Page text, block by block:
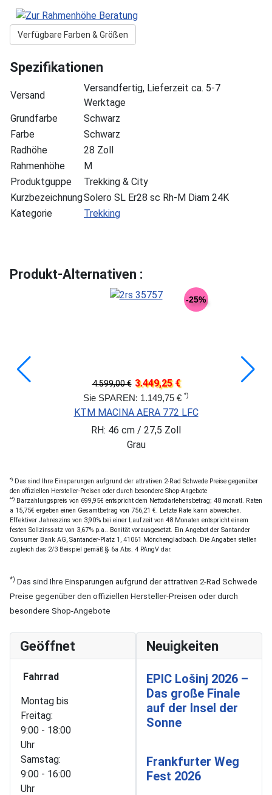
Verfügbare Farben & Größen
Spezifikationen
Versand
Versandfertig, Lieferzeit ca. 5-7
Werktage
Grundfarbe
Schwarz
Farbe
Schwarz
Radhöhe
28 Zoll
Rahmenhöhe
M
Produktguppe
Trekking & City
KurzbezeichnungSolero SL Er28 sc Rh-M Diam 24K
Kategorie
Trekking
Produkt-Alternativen :
-25%
4.599,00 € 3.449,25 €
Sie SPAREN: 1.149,75 € *)
KTM MACINA AERA 772 LFC
RH: 46 cm / 27,5 Zoll
Grau
*) Das sind Ihre Einsparungen aufgrund der attrativen 2-Rad Schwede Preise gegenüber
den offiziellen Hersteller-Preisen oder durch besondere Shop-Angebote
**) Barzahlungspreis von 699,95€ entspricht dem Nettodarlehensbetrag; 48 monatl. Raten
a 15,75€ ergeben einen Gesamtbetrag von 756,21 €. Letzte Rate kann abweichen.
Effektiver Jahreszins von 3,90% bei einer Laufzeit von 48 Monaten entspricht einem
festen Sollzinssatz von 3,67% p.a.. Bonität vorausgesetzt. Ein Angebot der Santander
Consumer Bank AG, Santander-Platz 1, 41061 Mönchengladbach. Die Angaben stellen
zugleich das 2/3 Beispiel gemäß § 6a Abs. 4 PAngV dar.
*) Das sind Ihre Einsparungen aufgrund der attrativen 2-Rad Schwede
Preise gegenüber den offiziellen Hersteller-Preisen oder durch
besondere Shop-Angebote
Geöffnet
Fahrrad
Montag bis
Freitag:
9:00 - 18:00
Uhr
Samstag:
9:00 - 16:00
Uhr
Neuigkeiten
EPIC Lošinj 2026 –
Das große Finale
auf der Insel der
Sonne
Frankfurter Weg
Fest 2026